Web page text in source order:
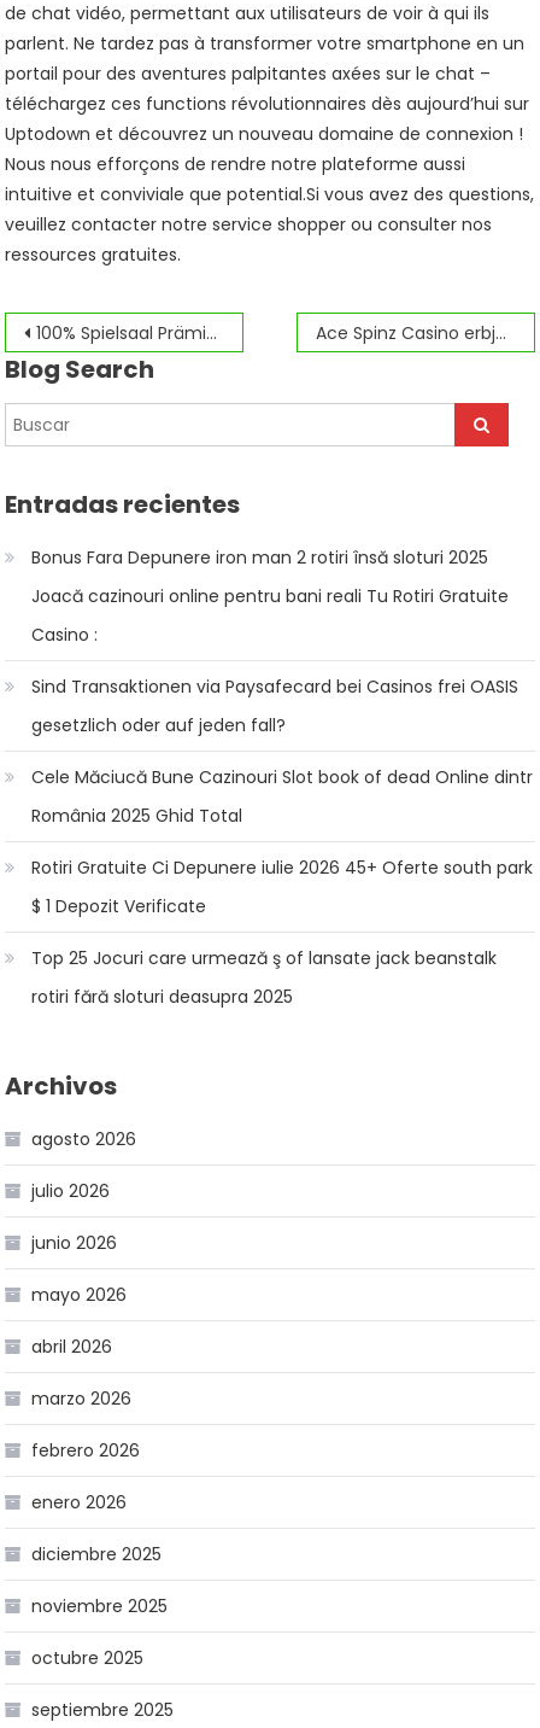
de chat vidéo, permettant aux utilisateurs de voir à qui ils
parlent. Ne tardez pas à transformer votre smartphone en un
portail pour des aventures palpitantes axées sur le chat –
téléchargez ces functions révolutionnaires dès aujourd’hui sur
Uptodown et découvrez un nouveau domaine de connexion !
Nous nous efforçons de rendre notre plateforme aussi
intuitive et conviviale que potential.Si vous avez des questions,
veuillez contacter notre service shopper ou consulter nos
ressources gratuites.
Navegación
de
entradas
100% Spielsaal Prämie: Unser besten Angebote 2026 Ace Spinz Casino erbjuder ett brett utbud av spel för svenska spelare
Blog Search
Entradas recientes
Bonus Fara Depunere iron man 2 rotiri însă sloturi 2025
Joacă cazinouri online pentru bani reali Tu Rotiri Gratuite
Casino :
Sind Transaktionen via Paysafecard bei Casinos frei OASIS
gesetzlich oder auf jeden fall?
Cele Măciucă Bune Cazinouri Slot book of dead Online dintr
România 2025 Ghid Total
Rotiri Gratuite Ci Depunere iulie 2026 45+ Oferte south park
$ 1 Depozit Verificate
Top 25 Jocuri care urmează ş of lansate jack beanstalk
rotiri fără sloturi deasupra 2025
Archivos
agosto 2026
julio 2026
junio 2026
mayo 2026
abril 2026
marzo 2026
febrero 2026
enero 2026
diciembre 2025
noviembre 2025
octubre 2025
septiembre 2025